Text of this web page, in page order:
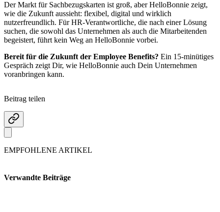
Der Markt für Sachbezugskarten ist groß, aber HelloBonnie zeigt,
wie die Zukunft aussieht: flexibel, digital und wirklich
nutzerfreundlich. Für HR-Verantwortliche, die nach einer Lösung
suchen, die sowohl das Unternehmen als auch die Mitarbeitenden
begeistert, führt kein Weg an HelloBonnie vorbei.
Bereit für die Zukunft der Employee Benefits? Ein 15-minütiges
Gespräch zeigt Dir, wie HelloBonnie auch Dein Unternehmen
voranbringen kann.
Beitrag teilen
EMPFOHLENE ARTIKEL
Verwandte Beiträge